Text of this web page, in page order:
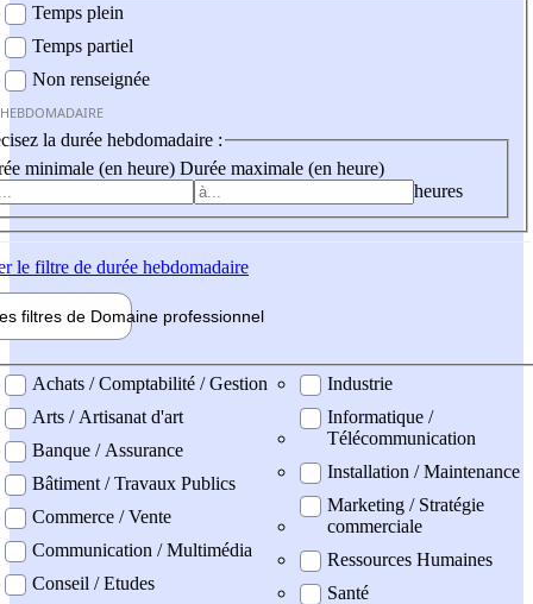
Temps plein
Temps partiel
Non renseignée
la durée hebdomadaire :
minimale (en heure) Durée maximale (en heure)
heures
le filtre de durée hebdomadaire
filtres de Domaine professionnel
professionel
Achats / Comptabilité / Gestion
Arts / Artisanat d'art
Banque / Assurance
Bâtiment / Travaux Publics
Commerce / Vente
Communication / Multimédia
Conseil / Etudes
Industrie
Informatique /
Télécommunication
Installation / Maintenance
Marketing / Stratégie
commerciale
Ressources Humaines
Santé